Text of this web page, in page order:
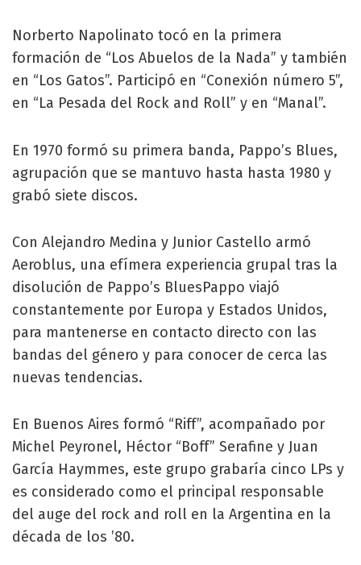
Norberto Napolinato tocó en la primera
formación de “Los Abuelos de la Nada” y también
en “Los Gatos”. Participó en “Conexión número 5”,
en “La Pesada del Rock and Roll” y en “Manal”.
En 1970 formó su primera banda, Pappo’s Blues,
agrupación que se mantuvo hasta hasta 1980 y
grabó siete discos.
Con Alejandro Medina y Junior Castello armó
Aeroblus, una efímera experiencia grupal tras la
disolución de Pappo’s BluesPappo viajó
constantemente por Europa y Estados Unidos,
para mantenerse en contacto directo con las
bandas del género y para conocer de cerca las
nuevas tendencias.
En Buenos Aires formó “Riff”, acompañado por
Michel Peyronel, Héctor “Boff” Serafine y Juan
García Haymmes, este grupo grabaría cinco LPs y
es considerado como el principal responsable
del auge del rock and roll en la Argentina en la
década de los ’80.